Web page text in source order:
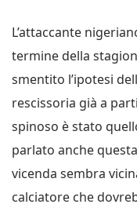
L’attaccante
termine della
smentito l’ipotesi
rescissoria già a
spinoso è stato
parlato anche
vicenda sembra
calciatore che